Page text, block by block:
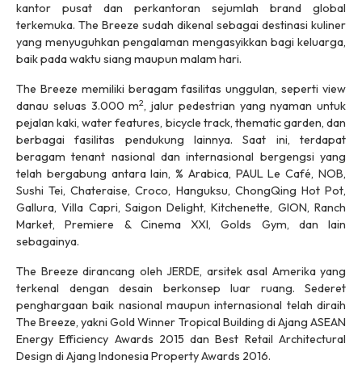
kantor pusat dan perkantoran sejumlah brand global
terkemuka. The Breeze sudah dikenal sebagai destinasi kuliner
yang menyuguhkan pengalaman mengasyikkan bagi keluarga,
baik pada waktu siang maupun malam hari.
The Breeze memiliki beragam fasilitas unggulan, seperti view
danau seluas 3.000 m2, jalur pedestrian yang nyaman untuk
pejalan kaki,water features, bicycle track, thematic garden, dan
berbagai fasilitas pendukung lainnya. Saat ini, terdapat
beragamtenant nasional dan internasional bergengsi yang
telah bergabung antara lain, % Arabica, PAUL Le Café, NOB,
Sushi Tei, Chateraise, Croco, ⁠Hanguksu, ⁠ChongQing Hot Pot,
Gallura, Villa Capri, Saigon Delight, Kitchenette, GION, Ranch
Market, ⁠Premiere & Cinema XXI, Golds Gym, dan lain
sebagainya.
The Breeze dirancang oleh JERDE, arsitek asal Amerika yang
terkenal dengan desain berkonsep luar ruang. Sederet
penghargaan baik nasional maupun internasional telah diraih
The Breeze, yakni Gold Winner Tropical Building di Ajang ASEAN
Energy Efficiency Awards 2015 dan Best Retail Architectural
Design di Ajang Indonesia Property Awards 2016.